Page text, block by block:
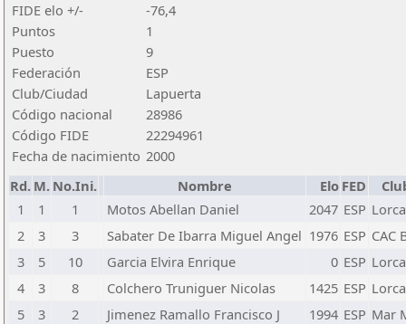
FIDE elo +/-
-76,4
Puntos
1
Puesto
9
Federación
ESP
Club/Ciudad
Lapuerta
Código nacional
28986
Código FIDE
22294961
Fecha de nacimiento 2000
Rd. M. No.Ini. Nombre Elo FED
1
1 1 Motos Abellan Daniel 2047 ESP Lorca
2
3 3 Sabater De Ibarra Miguel Angel 1976 ESP CAC
3
5 10 Garcia Elvira Enrique 0 ESP Lorca
4
3 8 Colchero Truniguer Nicolas 1425 ESP Lorca
5
3 2 Jimenez Ramallo Francisco J 1994 ESP Mar